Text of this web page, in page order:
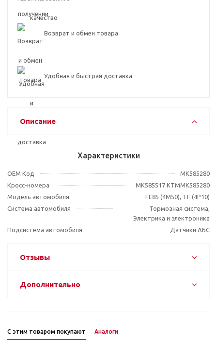
Возврат и обмен товара
Удобная и быстрая доставка
Описание
Характеристики
OEM Код
MK585280
Кросс-номера
MK585517 KTMMK585280
Модель автомобиля
FE85 (4M50), TF (4P10)
Система автомобиля
Тормозная система,
Электрика и электроника
Подсистема автомобиля
Датчики АБС
Отзывы
Дополнительно
С этим товаром покупают Аналоги